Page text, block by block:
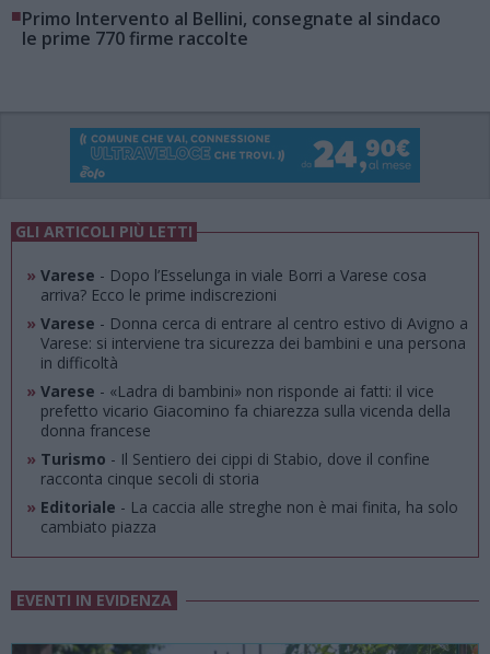
■Primo Intervento al Bellini, consegnate al sindaco
le prime 770 firme raccolte
GLI ARTICOLI PIÙ LETTI
» Varese - Dopo l’Esselunga in viale Borri a Varese cosa
arriva? Ecco le prime indiscrezioni
» Varese - Donna cerca di entrare al centro estivo di Avigno a
Varese: si interviene tra sicurezza dei bambini e una persona
in difficoltà
» Varese - «Ladra di bambini» non risponde ai fatti: il vice
prefetto vicario Giacomino fa chiarezza sulla vicenda della
donna francese
» Turismo - Il Sentiero dei cippi di Stabio, dove il confine
racconta cinque secoli di storia
» Editoriale - La caccia alle streghe non è mai finita, ha solo
cambiato piazza
EVENTI IN EVIDENZA